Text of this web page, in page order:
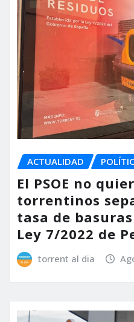
ACTUALIDAD
El PSOE no
torrentinos
tasa de
Ley 7/2022 de
torrent al dia